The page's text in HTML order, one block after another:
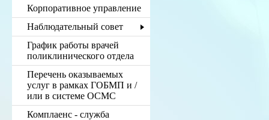
Корпоративное управление
Наблюдательный совет
График работы врачей
поликлинического отдела
Перечень оказываемых
услуг в рамках ГОБМП и /
или в системе ОСМС
Комплаенс - служба